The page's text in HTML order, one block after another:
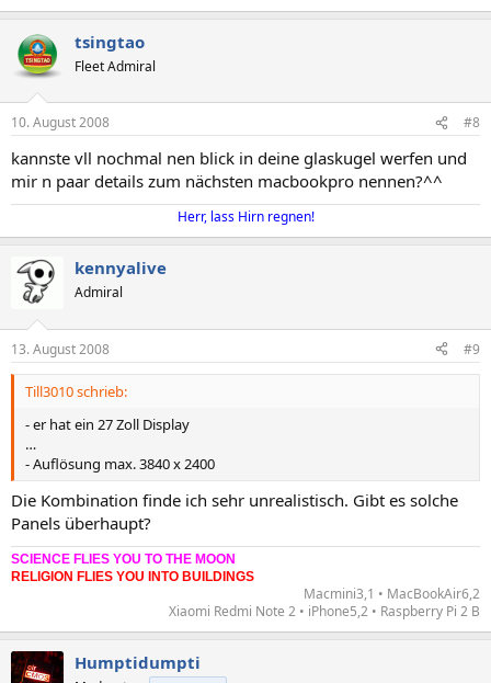
tsingtao
Fleet Admiral
10. August 2008 #8
kannste vll nochmal nen blick in deine glaskugel werfen und
mir n paar details zum nächsten macbookpro nennen?^^
Herr, lass Hirn regnen!
kennyalive
Admiral
13. August 2008 #9
Till3010 schrieb:
- er hat ein 27 Zoll Display
…
- Auflösung max. 3840 x 2400
Die Kombination finde ich sehr unrealistisch. Gibt es solche
Panels überhaupt?
SCIENCE FLIES YOU TO THE MOON
RELIGION FLIES YOU INTO BUILDINGS
Macmini3,1 • MacBookAir6,2
Xiaomi Redmi Note 2 • iPhone5,2 • Raspberry Pi 2 B​
Humptidumpti